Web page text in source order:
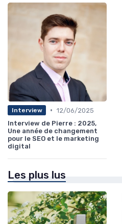
Interview • 12/06/2025
Interview de Pierre : 2025,
Une année de changement
pour le SEO et le marketing
digital
Les plus lus